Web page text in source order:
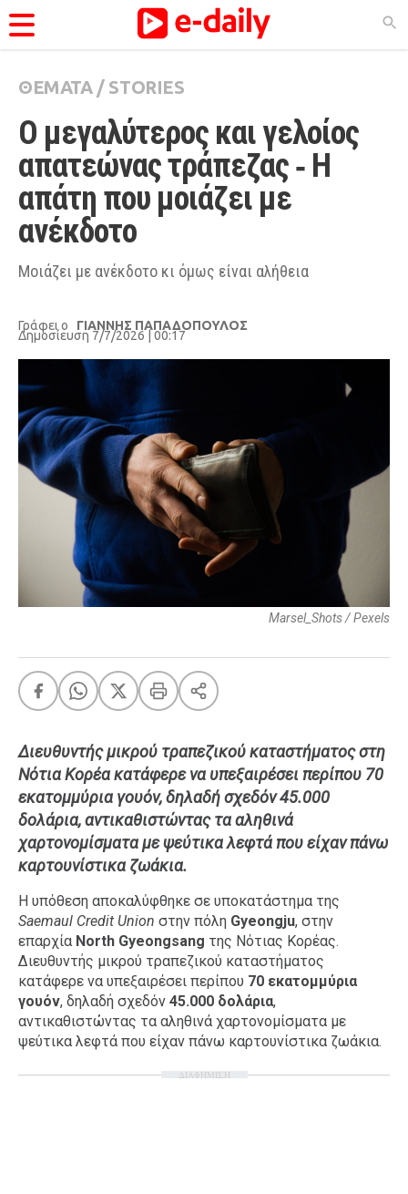
ΚΑΤΗΓΟΡΊΕΣ
Ειδήσεις
Θέματα
Videos
Podcasts
Viral
City Guide
Pop Culture
Agenda
FEEDS
Πάσχα Eurovision
OMG LOL
Xmas
LIFE
Food
Body+Mind
Ταξίδια
Style
Σπίτι
Family
Σχέσεις
AGENDA
Agenda
Επιλογές
ΘΕΜΑΤΑ/ STORIES
Ο μεγαλύτερος και γελοίος
απατεώνας τράπεζας ‑ Η
απάτη που μοιάζει με
ανέκδοτο
Μοιάζει με ανέκδοτο κι όμως είναι αλήθεια
Γράφει ο ΓΙΑΝΝΗΣ ΠΑΠΑΔΟΠΟΥΛΟΣ
Δημοσίευση 7/7/2026 | 00:17
Marsel_Shots / Pexels
Διευθυντής μικρού τραπεζικού καταστήματος στη
Νότια Κορέα κατάφερε να υπεξαιρέσει περίπου 70
εκατομμύρια γουόν, δηλαδή σχεδόν 45.000
δολάρια, αντικαθιστώντας τα αληθινά
χαρτονομίσματα με ψεύτικα λεφτά που είχαν πάνω
καρτουνίστικα ζωάκια.
Η υπόθεση αποκαλύφθηκε σε υποκατάστημα της
Saemaul Credit Union στην πόλη Gyeongju, στην
επαρχία North Gyeongsang της Νότιας Κορέας.
Διευθυντής μικρού τραπεζικού καταστήματος
κατάφερε να υπεξαιρέσει περίπου 70 εκατομμύρια
γουόν, δηλαδή σχεδόν 45.000 δολάρια,
αντικαθιστώντας τα αληθινά χαρτονομίσματα με
ψεύτικα λεφτά που είχαν πάνω καρτουνίστικα ζωάκια.
ΔΙΑΦΗΜΙΣΗ